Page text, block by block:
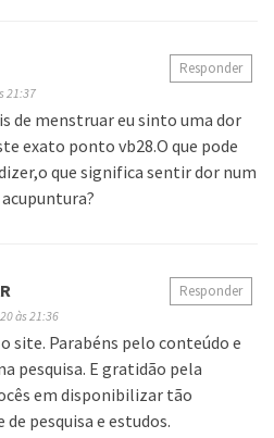
21:37
de menstruar eu sinto uma dor
exato ponto vb28.O que pode
que significa sentir dor num
Responder
às 21:36
site. Parabéns pelo conteúdo e
pesquisa. E gratidão pela
em disponibilizar tão
pesquisa e estudos.
Responder